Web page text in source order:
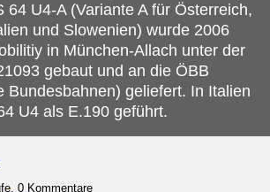
64 U4-A (Variante A für Österreich,
und Slowenien) wurde 2006
in München-Allach unter der
gebaut und an die ÖBB
Bundesbahnen) geliefert. In Italien
U4 als E.190 geführt.
0 Kommentare